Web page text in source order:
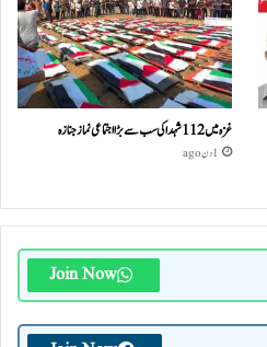
غزہ میں 112 شہدا کی سب سے بڑا اجتماعی نماز جنازہ
1 دن ago
Join Now